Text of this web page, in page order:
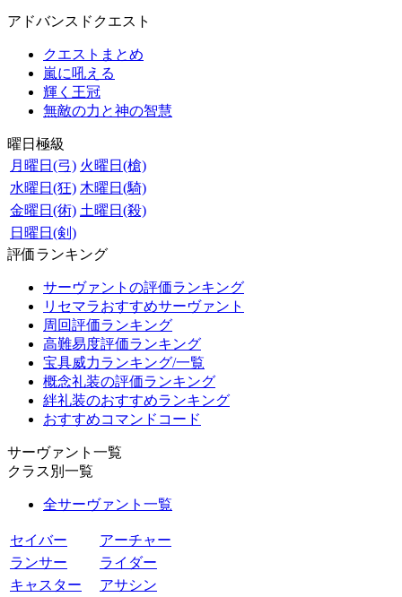
アドバンスドクエスト
クエストまとめ
嵐に吼える
輝く王冠
無敵の力と神の智慧
曜日極級
月曜日(弓) 火曜日(槍)
水曜日(狂) 木曜日(騎)
金曜日(術) 土曜日(殺)
日曜日(剣)
評価ランキング
サーヴァントの評価ランキング
リセマラおすすめサーヴァント
周回評価ランキング
高難易度評価ランキング
宝具威力ランキング/一覧
概念礼装の評価ランキング
絆礼装のおすすめランキング
おすすめコマンドコード
サーヴァント一覧
クラス別一覧
全サーヴァント一覧
セイバー
アーチャー
ランサー
ライダー
キャスター
アサシン